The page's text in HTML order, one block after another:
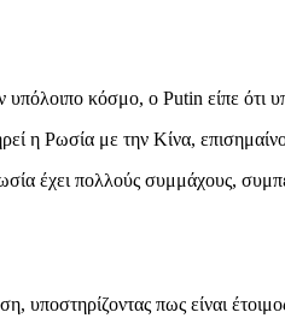
κόσμο, ο Putin είπε ότι
η Ρωσία με την Κίνα,
έχει πολλούς συμμάχους,
πως είναι